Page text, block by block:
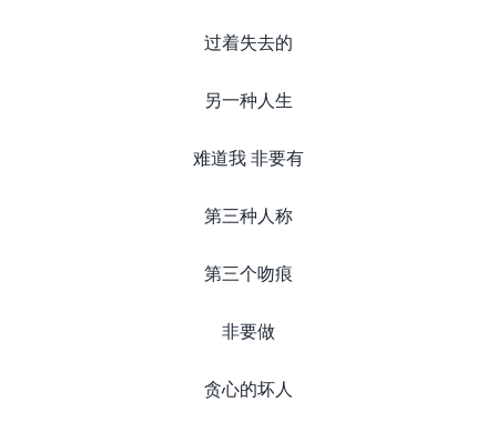
过着失去的
另一种人生
难道我 非要有
第三种人称
第三个吻痕
非要做
贪心的坏人